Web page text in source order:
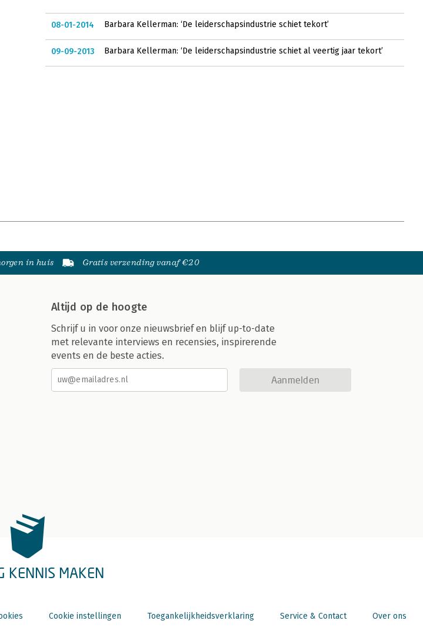
08-01-2014 Barbara Kellerman: ‘De leiderschapsindustrie schiet tekort’
09-09-2013 Barbara Kellerman: ‘De leiderschapsindustrie schiet al veertig jaar tekort’
in huis Gratis verzending vanaf €20
Altijd op de hoogte
Schrijf u in voor onze nieuwsbrief en blijf up-to-date
met relevante interviews en recensies, inspirerende
events en de beste acties.
Aanmelden
KENNIS MAKEN
Cookie instellingen Toegankelijkheidsverklaring Service & Contact Over ons